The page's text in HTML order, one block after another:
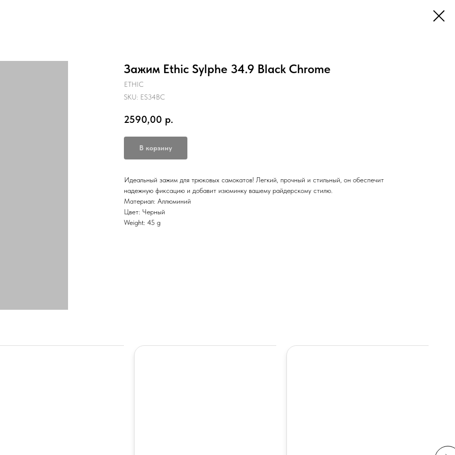
Зажим Ethic Sylphe 34.9 Black Chrome
ETHIC
SKU: ES34BC
2590,00 р.
В корзину
Идеальный зажим для трюковых самокатов! Легкий, прочный и стильный, он обеспечит
надежную фиксацию и добавит изюминку вашему райдерскому стилю.
Материал: Аллюминий
Цвет: Черный
Weight: 45 g